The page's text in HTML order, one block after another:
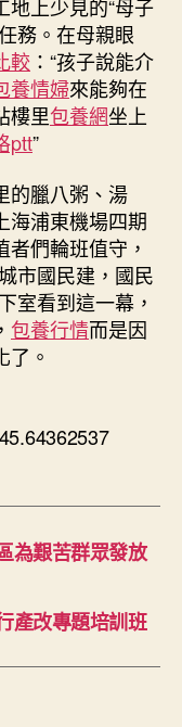
上少見的“母子
務。在母親眼
較 ：“孩子說能介
養情婦來能夠在
樓里包養網坐上
ptt”
的臘八粥、湯
海浦東機場四期
們輪班值守，
市國民建，國民
室看到這一幕，
包養行情而是因
。
為艱苦群眾發放
產改專題培訓班